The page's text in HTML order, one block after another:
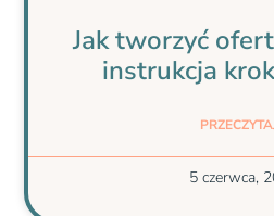
Jak tworzyć
instrukcja
5 czerwca,